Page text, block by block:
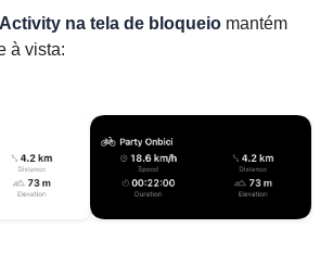
na tela de bloqueio mantém
à vista: